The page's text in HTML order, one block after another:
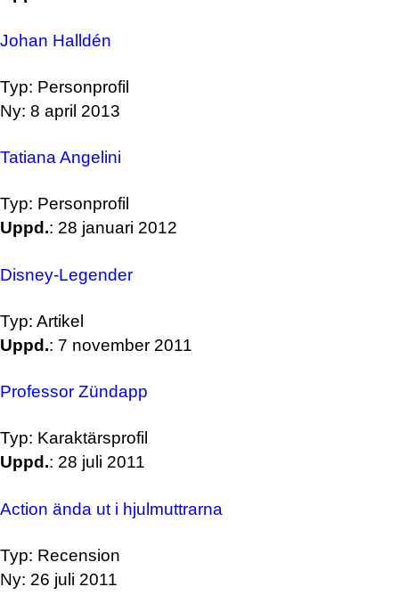
Johan Halldén
Typ: Personprofil
Ny: 8 april 2013
Tatiana Angelini
Typ: Personprofil
Uppd.: 28 januari 2012
Disney-Legender
Typ: Artikel
Uppd.: 7 november 2011
Professor Zündapp
Typ: Karaktärsprofil
Uppd.: 28 juli 2011
Action ända ut i hjulmuttrarna
Typ: Recension
Ny: 26 juli 2011